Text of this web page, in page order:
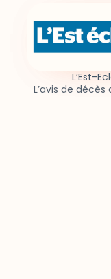
L’Est-
L’avis de décès